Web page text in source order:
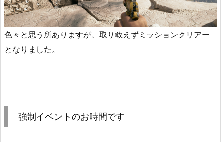
色々と思う所ありますが、取り敢えずミッションクリアー
となりました。
強制イベントのお時間です